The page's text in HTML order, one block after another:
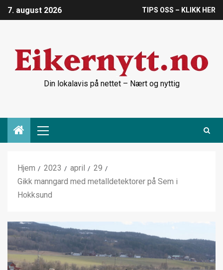
7. august 2026 TIPS OSS – KLIKK HER
Din lokalavis på nettet – Nært og nyttig
Hjem 2023 april
29
Gikk manngard med metalldetektorer på Sem i
Hokksund